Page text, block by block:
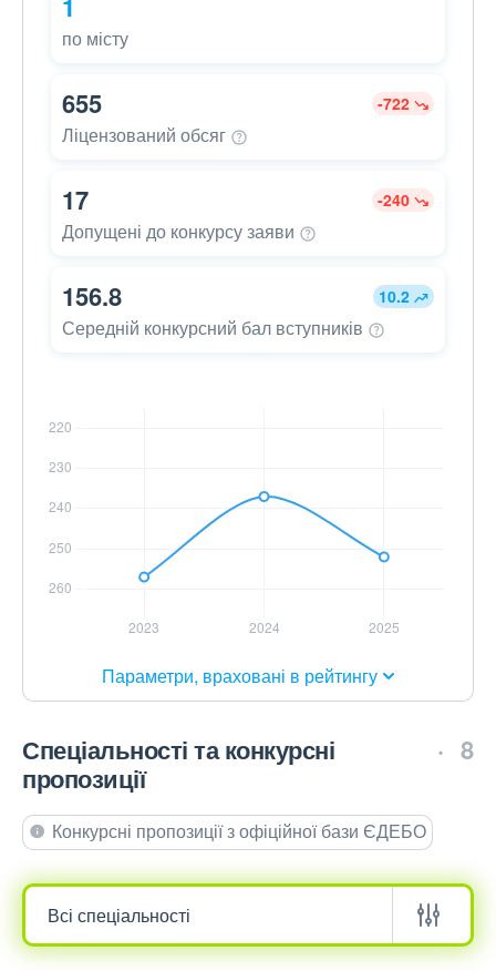
по місту
655 -722
Ліцензований обсяг
17 -240
Допущені до конкурсузаяви
156.8 10.2
Середній конкурсний бал вступників
Параметри, враховані в рейтингу
Спеціальності та конкурсні
пропозиції
8
Конкурсні пропозиції з офіційної бази ЄДЕБО